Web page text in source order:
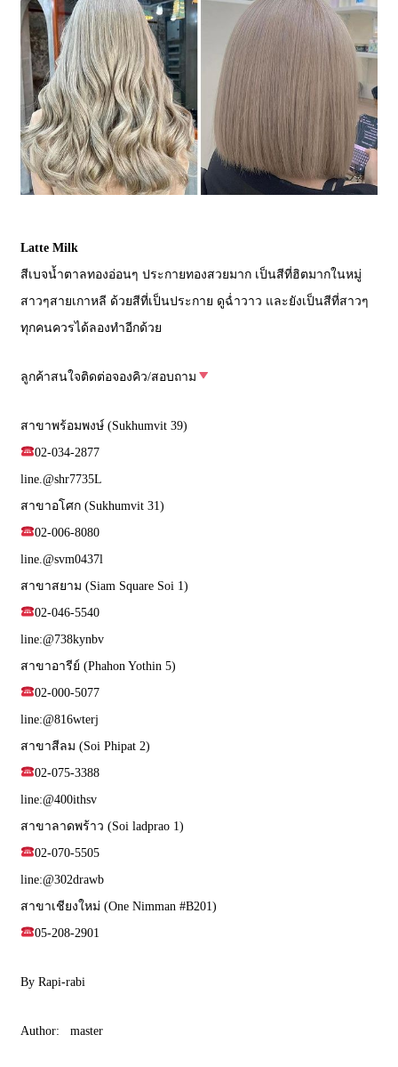
Latte Milk
สีเบจน้ำตาลทองอ่อนๆ ประกายทองสวยมาก เป็นสีที่ฮิตมากในหมู่
สาวๆสายเกาหลี ด้วยสีที่เป็นประกาย ดูฉ่ำวาว และยังเป็นสีที่สาวๆ
ทุกคนควรได้ลองทำอีกด้วย
ลูกค้าสนใจติดต่อจองคิว/สอบถาม
สาขาพร้อมพงษ์ (Sukhumvit 39)
02-034-2877
line.@shr7735L
สาขาอโศก (Sukhumvit 31)
02-006-8080
line.@svm0437l
สาขาสยาม (Siam Square Soi 1)
02-046-5540
line:@738kynbv
สาขาอารีย์ (Phahon Yothin 5)
02-000-5077
line:@816wterj
สาขาสีลม (Soi Phipat 2)
02-075-3388
line:@400ithsv
สาขาลาดพร้าว (Soi ladprao 1)
02-070-5505
line:@302drawb
สาขาเชียงใหม่ (One Nimman #B201)
05-208-2901
By Rapi-rabi
Author: master